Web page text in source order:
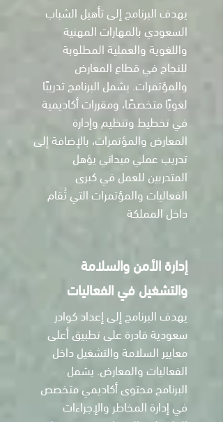
يهدف البرنامج إلى تأهيل الشباب
السعودي بالمهارات المهنية
واللغوية والعملية المطلوبة
للنجاح في قطاع المعارض
والمؤتمرات. يشمل البرنامج تدريبًا
لغويًا متخصصًا، ومقررات أكاديمية
في تخطيط وتنظيم وإدارة
المعارض والمؤتمرات، بالإضافة إلى
تدريب عملي ميداني يؤهل
المتدربين للعمل في كبرى
الفعاليات والمؤتمرات التي تُقام
داخل المملكة
إدارة اﻷﻣﻦ واﻟﺴﻼﻣﺔ
واﻟﺘﺸﻐﻴﻞ ﻓﻲ اﻟﻔﻌﺎﻟﻴﺎت
يهدف البرنامج إلى إعداد كوادر
سعودية قادرة على تطبيق أعلى
معايير السلامة والتشغيل داخل
الفعاليات والمعارض. يشمل
البرنامج محتوى أكاديمي متخصص
في إدارة المخاطر والإجراءات